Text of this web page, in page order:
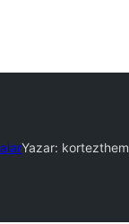
Yazar: